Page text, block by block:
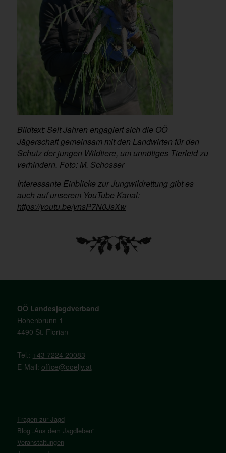
Bildtext: Seit Jahren engagiert sich die OÖ
Jägerschaft gemeinsam mit den Landwirten für den
Schutz der jungen Wildtiere, um unnötiges Tierleid zu
verhindern. Foto: M. Schosser
Interessante Einblicke zur Jungwildrettung gibt es
auch auf unserem YouTube Kanal:
https://youtu.be/ynsP7N0JsXw
OÖ Landesjagdverband
Hohenbrunn 1
4490 St. Florian
Tel.: +43 7224 20083
E-Mail: office@ooeljv.at
Fragen zur Jagd
Blog „Aus dem Jagdleben“
Veranstaltungen